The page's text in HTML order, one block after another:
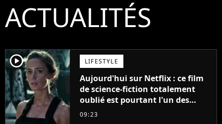
ACTUALITÉS
player2 LIFESTYLE
Aujourd'hui sur Netflix : ce film
de science-fiction totalement
oublié est pourtant l'un des
meilleurs des années 2010
09:23